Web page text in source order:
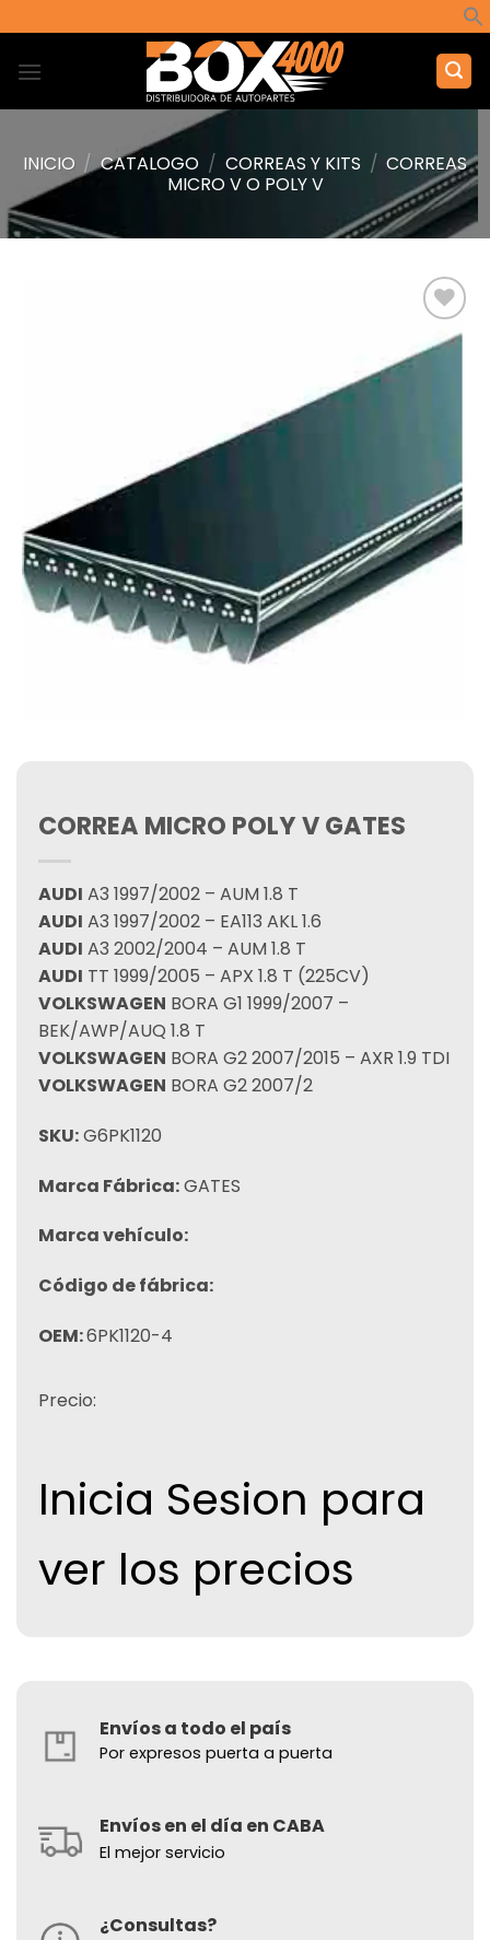
al
contenido
INICIO / CATALOGO / CORREAS Y KITS / CORREAS
MICRO V O POLY V
Añadir
a la
CORREA MICRO POLY V GATES
AUDI A3 1997/2002 – AUM 1.8 T
AUDI A3 1997/2002 – EA113 AKL 1.6
AUDI A3 2002/2004 – AUM 1.8 T
AUDI TT 1999/2005 – APX 1.8 T (225CV)
VOLKSWAGEN BORA G1 1999/2007 –
BEK/AWP/AUQ 1.8 T
VOLKSWAGEN BORA G2 2007/2015 – AXR 1.9 TDI
VOLKSWAGEN BORA G2 2007/2
SKU:G6PK1120
Marca Fábrica:GATES
Marca vehículo:
Código de fábrica:
OEM:6PK1120-4
Precio:
Inicia Sesion para
ver los precios
Envíos a todo el país
Por expresos puerta a puerta
Envíos en el día en CABA
El mejor servicio
¿Consultas?